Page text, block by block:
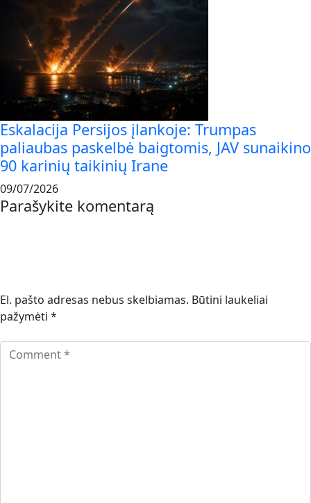
Eskalacija Persijos įlankoje: Trumpas
paliaubas paskelbė baigtomis, JAV sunaikino
90 karinių taikinių Irane
09/07/2026
Parašykite komentarą
El. pašto adresas nebus skelbiamas. Būtini laukeliai
pažymėti *